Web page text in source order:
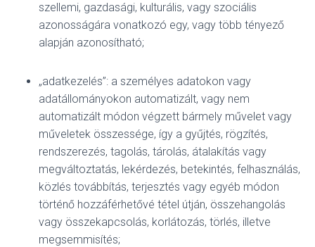
szellemi, gazdasági, kulturális, vagy szociális
azonosságára vonatkozó egy, vagy több tényező
alapján azonosítható;
„adatkezelés”: a személyes adatokon vagy
adatállományokon automatizált, vagy nem
automatizált módon végzett bármely művelet vagy
műveletek összessége, így a gyűjtés, rögzítés,
rendszerezés, tagolás, tárolás, átalakítás vagy
megváltoztatás, lekérdezés, betekintés, felhasználás,
közlés továbbítás, terjesztés vagy egyéb módon
történő hozzáférhetővé tétel útján, összehangolás
vagy összekapcsolás, korlátozás, törlés, illetve
megsemmisítés;